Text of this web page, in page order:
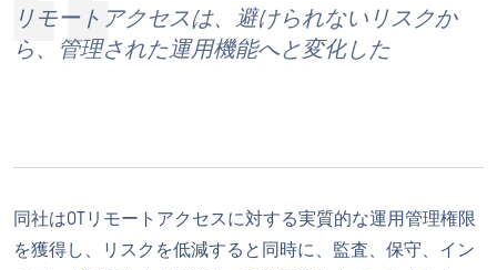
リモートアクセスは、避けられないリスクか
ら、管理された運用機能へと変化した
同社はOTリモートアクセスに対する実質的な運用管理権限
を獲得し、リスクを低減すると同時に、監査、保守、イン